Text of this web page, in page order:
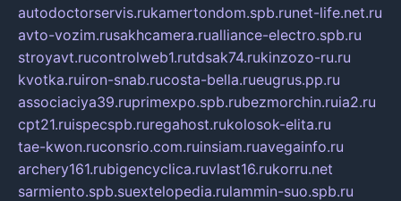
autodoctorservis.rukamertondom.spb.runet-life.net.ru
avto-vozim.rusakhcamera.rualliance-electro.spb.ru
stroyavt.rucontrolweb1.rutdsak74.rukinzozo-ru.ru
kvotka.ruiron-snab.rucosta-bella.rueugrus.pp.ru
associaciya39.ruprimexpo.spb.rubezmorchin.ruia2.ru
cpt21.ruispecspb.ruregahost.rukolosok-elita.ru
tae-kwon.ruconsrio.com.ruinsiam.ruavegainfo.ru
archery161.rubigencyclica.ruvlast16.rukorru.net
sarmiento.spb.suextelopedia.rulammin-suo.spb.ru